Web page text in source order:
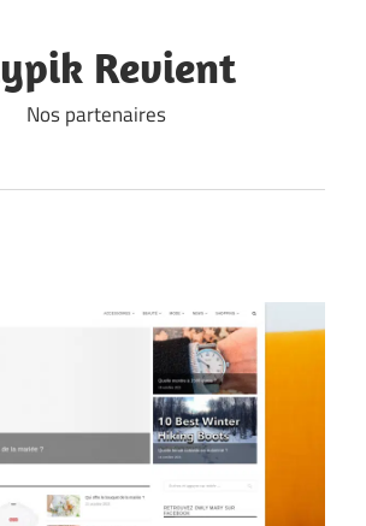
Revient
Nos partenaires